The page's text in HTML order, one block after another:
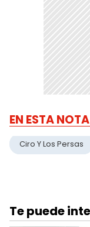
EN ESTA NOTA
Ciro Y Los Persas